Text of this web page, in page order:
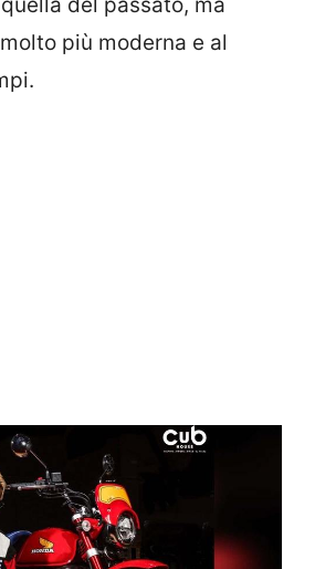
del passato, ma
più moderna e al